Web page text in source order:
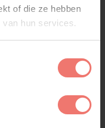
of die ze hebben
hun services.